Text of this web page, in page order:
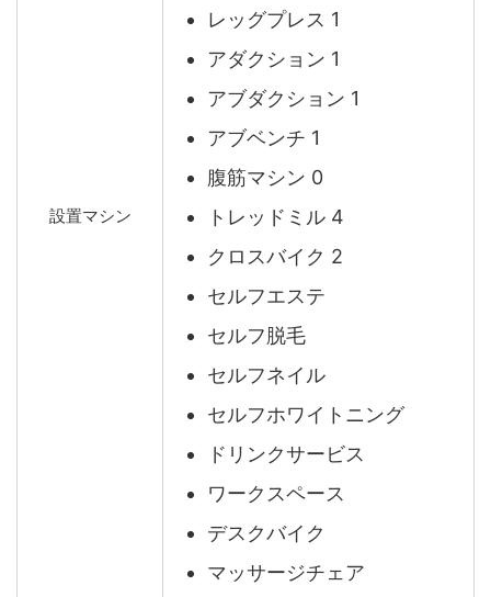
設置マシン
レッグプレス 1
アダクション 1
アブダクション 1
アブベンチ 1
腹筋マシン 0
トレッドミル 4
クロスバイク 2
セルフエステ
セルフ脱毛
セルフネイル
セルフホワイトニング
ドリンクサービス
ワークスペース
デスクバイク
マッサージチェア